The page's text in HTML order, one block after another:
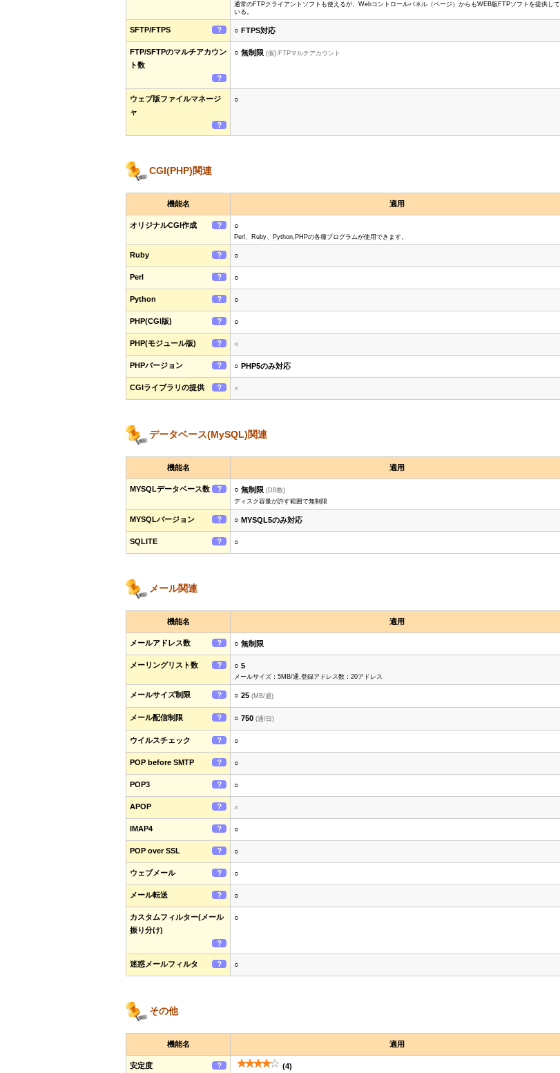
通常のFTPクライアントソフトも使えるが、Webコントロールパネル（ページ）からもWEB版FTPソフトを提供して
いる。
SFTP/FTPS ？ ○ FTPS対応
FTP/SFTPのマルチアカウン
ト数
？
○ 無制限 (個):FTPマルチアカウント
ウェブ版ファイルマネージ
ャ
？
○
CGI(PHP)関連
機能名 適用
オリジナルCGI作成 ？ ○
Perl、Ruby、Python,PHPの各種プログラムが使用できます。
Ruby ？ ○
Perl ？ ○
Python ？ ○
PHP(CGI版) ？ ○
PHP(モジュール版) ？ ×
PHPバージョン ？ ○ PHP5のみ対応
CGIライブラリの提供 ？ ×
データベース(MySQL)関連
機能名 適用
MYSQLデータベース数 ？ ○ 無制限 (DB数)
ディスク容量が許す範囲で無制限
MYSQLバージョン ？ ○ MYSQL5のみ対応
SQLITE ？ ○
メール関連
機能名 適用
メールアドレス数 ？ ○ 無制限
メーリングリスト数 ？ ○ 5
メールサイズ：5MB/通,登録アドレス数：20アドレス
メールサイズ制限 ？ ○ 25 (MB/通)
メール配信制限 ？ ○ 750 (通/日)
ウイルスチェック ？ ○
POP before SMTP ？ ○
POP3 ？ ○
APOP ？ ×
IMAP4 ？ ○
POP over SSL ？ ○
ウェブメール ？ ○
メール転送 ？ ○
カスタムフィルター(メール
振り分け)
？
○
迷惑メールフィルタ ？ ○
その他
機能名 適用
安定度 ？ (4)